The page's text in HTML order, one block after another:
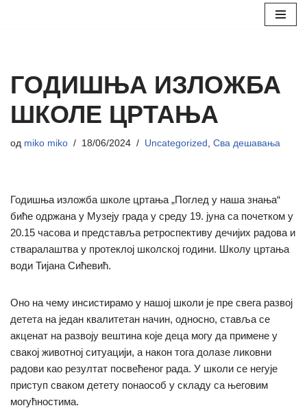
ГОДИШЊА ИЗЛОЖБА
ШКОЛЕ ЦРТАЊА
од miko miko 18/06/2024 Uncategorized , Сва дешавања
Годишња изложба школе цртања „Поглед у наша знања“
биће одржана у Музеју града у среду 19. јуна са почетком у
20.15 часова и представља ретроспективу дечијих радова и
стваралаштва у протеклој школској години. Школу цртања
води Тијана Сићевић.
Оно на чему инсистирамо у нашој школи је пре свега развој
детета на један квалитетан начин, односно, ставља се
акценат на развоју вештина које деца могу да примене у
свакој животној ситуацији, а након тога долазе ликовни
радови као резултат посвећеног рада. У школи се негује
приступ сваком детету понаособ у складу са његовим
могућностима.